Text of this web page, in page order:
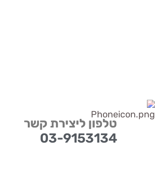
טלפון ליצירת קשר
03-9153134